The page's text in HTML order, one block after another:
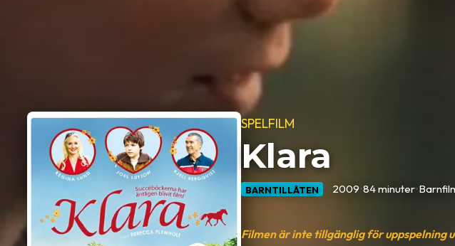
SPELFILM
Klara
BARNTILLÅTEN •2009•84 minuter•
Filmen är inte tillgänglig för uppspelning